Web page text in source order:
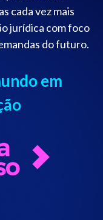
cada vez mais
jurídica com foco
do futuro.
em